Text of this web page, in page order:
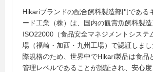
Hikariブランドの配合飼料製造部門である
ード工業（株）は、国内の観賞魚飼料製
ISO22000（食品安全マネジメントシステ
場（福崎・加西・九州工場）で認証しま
際規格のため、世界中でHikari製品は食品
管理レベルであることが認証され、安心